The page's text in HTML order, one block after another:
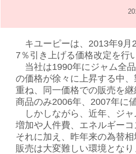
キユーピーは、2013年9月
7％引き上げる価格改定を行
当社は1990年にジャム全
の価格が徐々に上昇する中
重ね、同一価格での販売を
商品のみ2006年、2007年に
しかしながら、近年、ジャ
増加や人件費、エネルギー
それに加え、昨年来の為替
販売は大変難しい環境とな